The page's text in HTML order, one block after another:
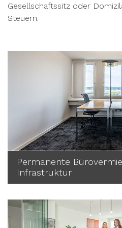
Gesellschaftssitz oder
Steuern.
Permanente
Infrastruktur